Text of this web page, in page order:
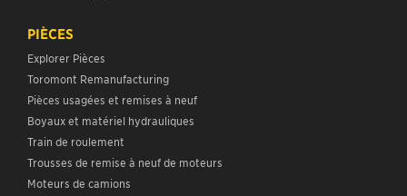
PIÈCES
Explorer Pièces
Toromont Remanufacturing
Pièces usagées et remises à neuf
Boyaux et matériel hydrauliques
Train de roulement
Trousses de remise à neuf de moteurs
Moteurs de camions